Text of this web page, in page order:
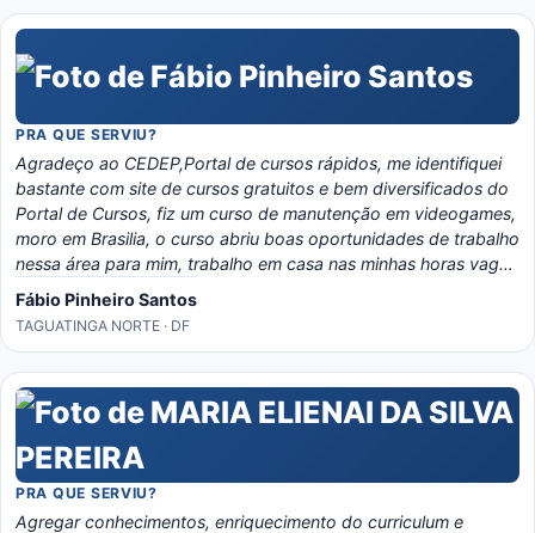
PRA QUE SERVIU?
Agradeço ao CEDEP,Portal de cursos rápidos, me identifiquei
bastante com site de cursos gratuitos e bem diversificados do
Portal de Cursos, fiz um curso de manutenção em videogames,
moro em Brasilia, o curso abriu boas oportunidades de trabalho
nessa área para mim, trabalho em casa nas minhas horas vagas
e o material é bem eladorado, separado por temas e matérias,
recomendo o portal, é instrutivo e traz conhecimento certo!
Fábio Pinheiro Santos
TAGUATINGA NORTE · DF
PRA QUE SERVIU?
Agregar conhecimentos, enriquecimento do curriculum e